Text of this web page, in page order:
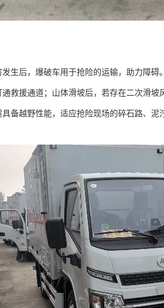
生后，爆破车用于抢险的运输，助力障
救援通道；山体滑坡后，若存在二次滑
备越野性能，适应抢险现场的碎石路、